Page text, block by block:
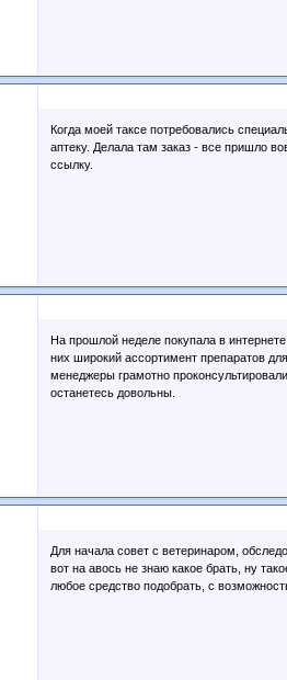
Когда моей таксе потребовались
аптеку. Делала там заказ - все пришло
ссылку.
На прошлой неделе покупала в
них широкий ассортимент препаратов
менеджеры грамотно
останетесь довольны.
Для начала совет с ветеринаром,
вот на авось не знаю какое брать, ну
любое средство подобрать, с